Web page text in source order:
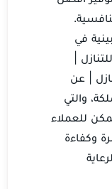
في
|
| عن
والتي
للعملاء
وكفاءة